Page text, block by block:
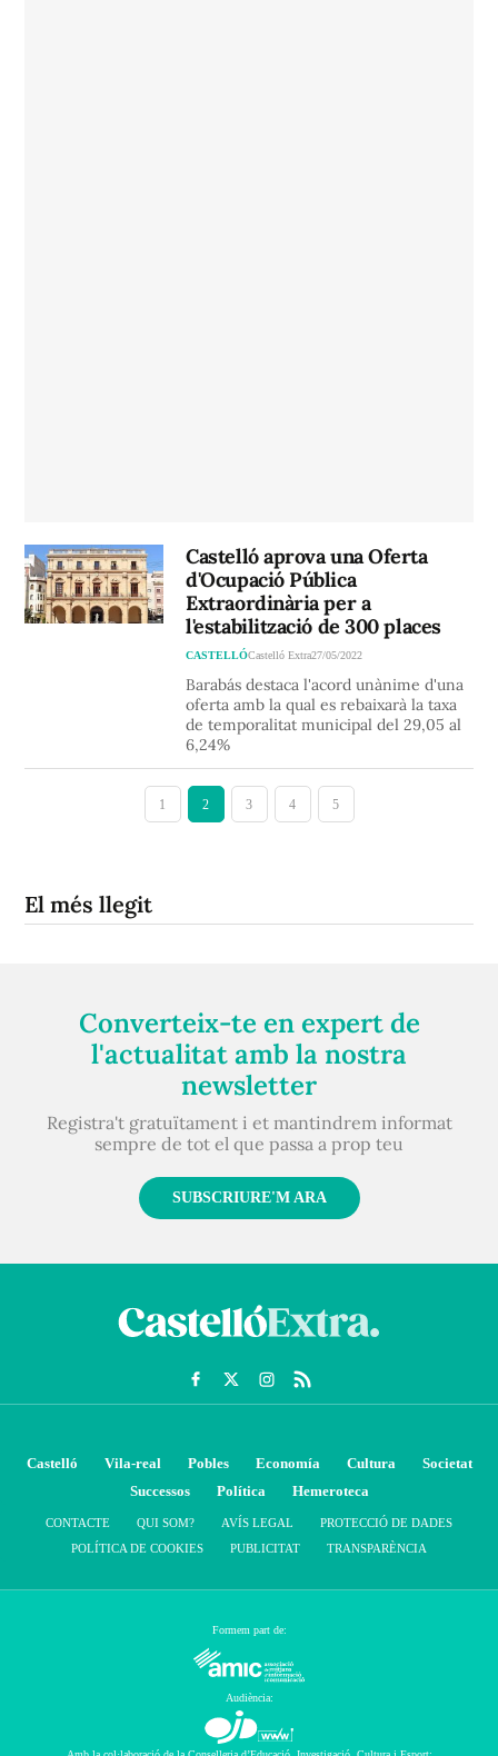
Castelló aprova una Oferta
d'Ocupació Pública
Extraordinària per a
l'estabilització de 300 places
CASTELLÓCastelló Extra27/05/2022
Barabás destaca l'acord unànime d'una
oferta amb la qual es rebaixarà la taxa
de temporalitat municipal del 29,05 al
6,24%
1 2 3 4 5
El més llegit
Converteix-te en expert de
l'actualitat amb la nostra
newsletter
Registra't gratuïtament i et mantindrem informat
sempre de tot el que passa a prop teu
SUBSCRIURE'M ARA
Castelló Vila-real Pobles Economía Cultura
Societat
Successos
Política Hemeroteca
CONTACTE QUI SOM? AVÍS LEGAL
PROTECCIÓ DE DADES
POLÍTICA DE COOKIES
PUBLICITAT TRANSPARÈNCIA
Formem part de:
Audiència: